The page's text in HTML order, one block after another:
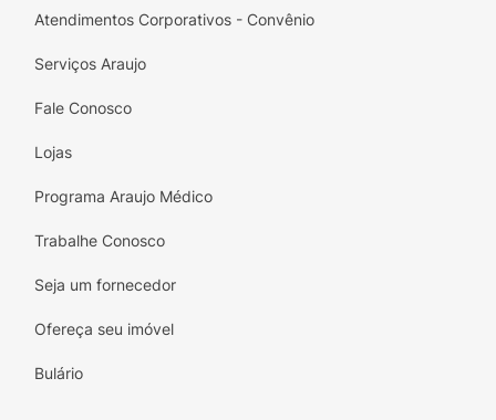
Atendimentos Corporativos - Convênio
Serviços Araujo
Fale Conosco
Lojas
Programa Araujo Médico
Trabalhe Conosco
Seja um fornecedor
Ofereça seu imóvel
Bulário